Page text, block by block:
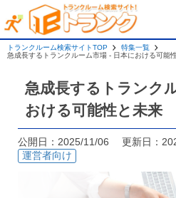
トランクルーム検索サイトTOP
特集一覧
急成長するトランクルーム市場 - 日本における可能
急成長するトランク
おける可能性と未来
公開日：2025/11/06 更新日：
運営者向け